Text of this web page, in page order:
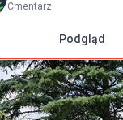
Cmentarz
Podgląd